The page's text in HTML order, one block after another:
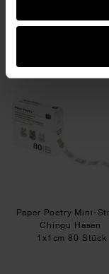
Paper Poetry Mini-
Chingu Hasen
1x1cm 80 Stück